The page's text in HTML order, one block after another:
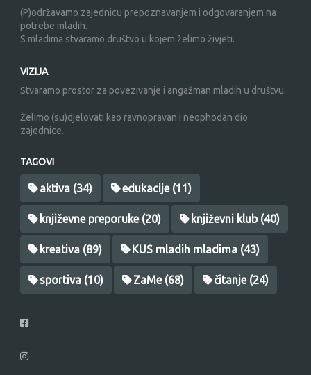
(P)održavamo zajednicu prepoznavanjem i odgovaranjem na
potrebe mladih.
S mladima stvaramo društvo u kojem želimo živjeti.
VIZIJA
Stvaramo prostor za povezivanje i angažman mladih u društvu.
Želimo (su)djelovati kao ravnopravan i neophodan dio
zajednice.
TAGOVI
aktiva (34) edukacije(11)
književne preporuke(20) književni klub(40)
kreativa (89) KUS mladih mladima (43)
sportiva (10) ZaMe(68) čitanje(24)